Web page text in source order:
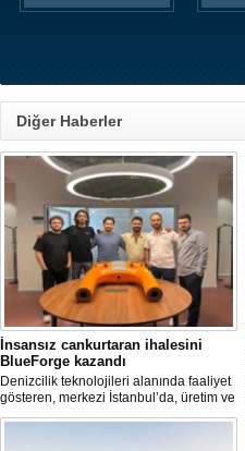
Diğer Haberler
İnsansız cankurtaran ihalesini
BlueForge kazandı
Denizcilik teknolojileri alanında faaliyet
gösteren, merkezi İstanbul’da, üretim ve
Ar-Ge faaliyetlerinin önemli bölümünü